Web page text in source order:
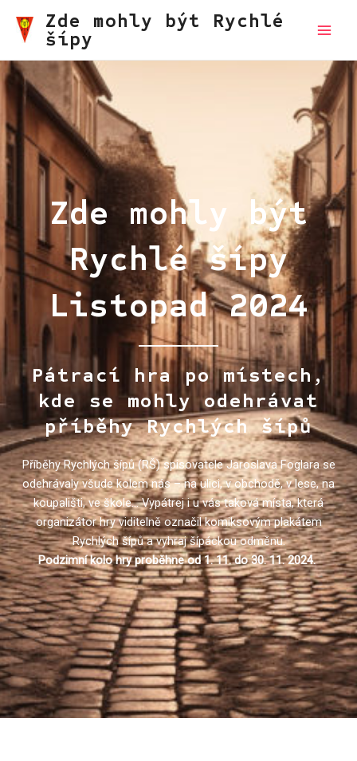
obsah
Zde mohly být Rychlé
šípy
Zde mohly být
Rychlé šípy
Listopad 2024
Pátrací hra po místech,
kde se mohly odehrávat
příběhy Rychlých šípů
Příběhy Rychlých šípů (RŠ) spisovatele Jaroslava Foglara se
odehrávaly všude kolem nás – na ulici, v obchodě, v lese, na
koupališti, ve škole… Vypátrej i u vás taková místa, která
organizátor hry viditelně označil komiksovým plakátem
Rychlých šípů a vyhraj šípáckou odměnu.
Podzimní kolo hry proběhne od 1. 11. do 30. 11. 2024.